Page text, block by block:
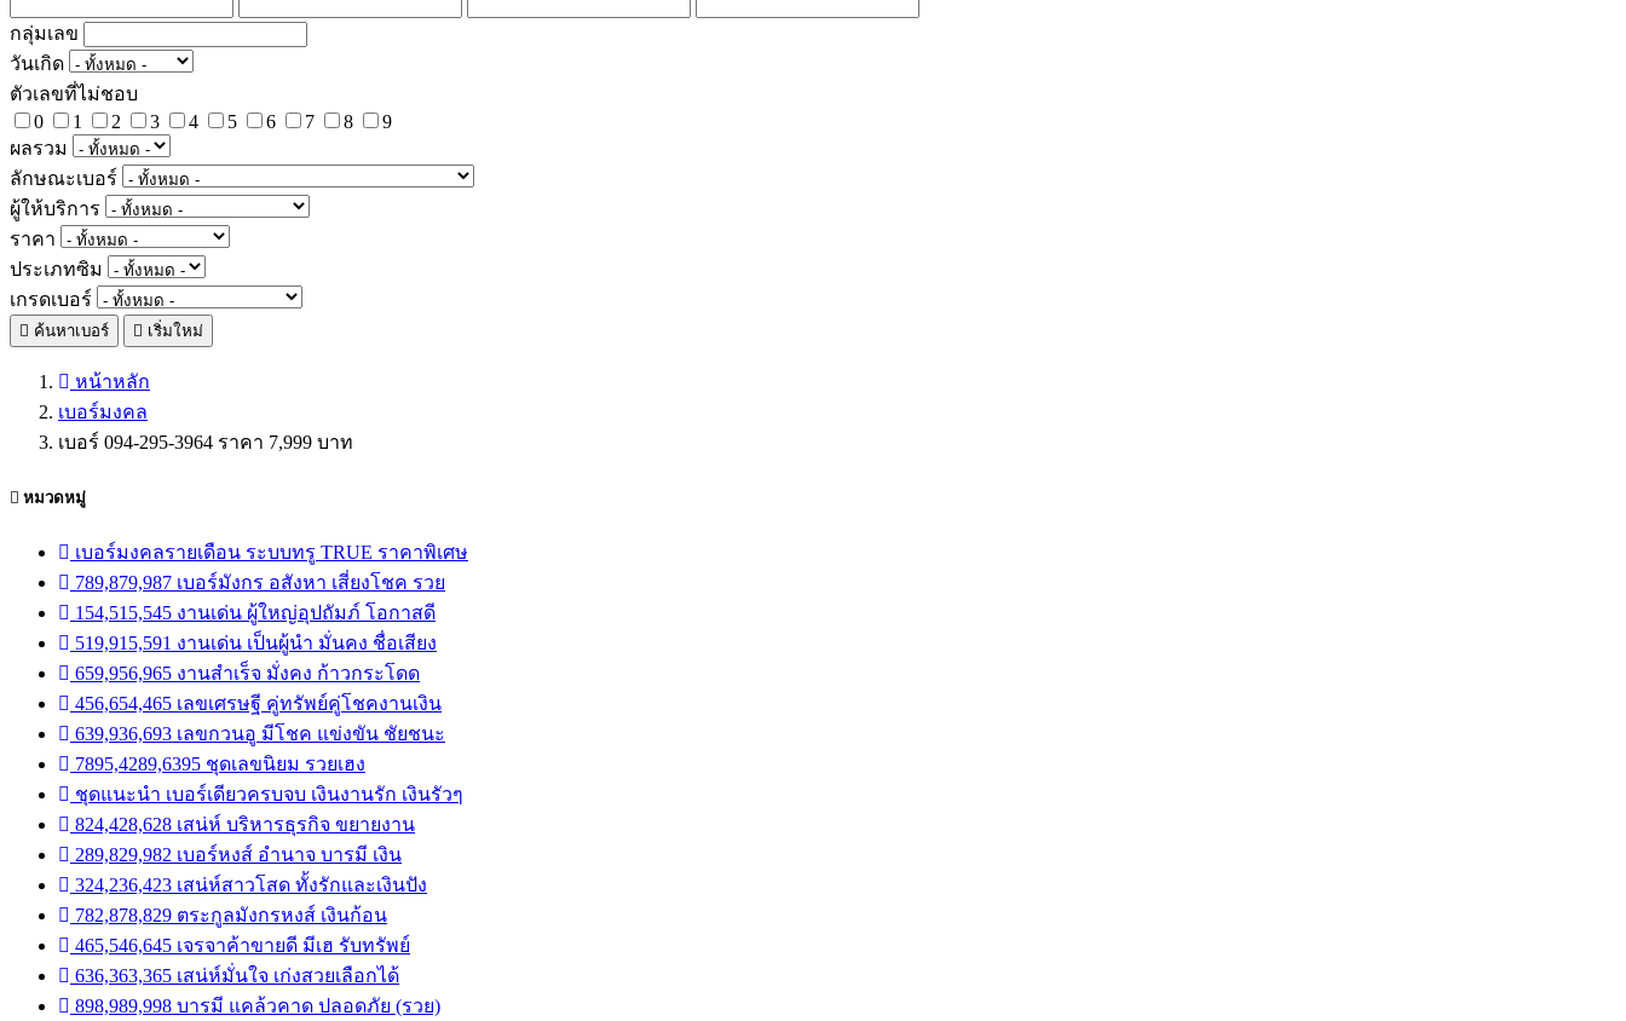
กลุ่มเลข
วันเกิด
ตัวเลขที่ไม่ชอบ
0
1 2 3 4 5 6 7 8
9
ผลรวม
ลักษณะเบอร์
ผู้ให้บริการ
ราคา
ประเภทซิม
เกรดเบอร์
ค้นหาเบอร์ เริ่มใหม่
หน้าหลัก
เบอร์มงคล
เบอร์ 094-295-3964 ราคา 7,999 บาท
หมวดหมู่
เบอร์มงคลรายเดือน ระบบทรู TRUE ราคาพิเศษ
789,879,987 เบอร์มังกร อสังหา เสี่ยงโชค รวย
154,515,545 งานเด่น ผู้ใหญ่อุปถัมภ์ โอกาสดี
519,915,591 งานเด่น เป็นผู้นำ มั่นคง ชื่อเสียง
659,956,965 งานสำเร็จ มั่งคง ก้าวกระโดด
456,654,465 เลขเศรษฐี คู่ทรัพย์คู่โชคงานเงิน
639,936,693 เลขกวนอู มีโชค แข่งขัน ชัยชนะ
7895,4289,6395 ชุดเลขนิยม รวยเฮง
ชุดแนะนำ เบอร์เดียวครบจบ เงินงานรัก เงินรัวๆ
824,428,628 เสน่ห์ บริหารธุรกิจ ขยายงาน
289,829,982 เบอร์หงส์ อำนาจ บารมี เงิน
324,236,423 เสน่ห์สาวโสด ทั้งรักและเงินปัง
782,878,829 ตระกูลมังกรหงส์ เงินก้อน
465,546,645 เจรจาค้าขายดี มีเฮ รับทรัพย์
636,363,365 เสน่ห์มั่นใจ เก่งสวยเลือกได้
898,989,998 บารมี แคล้วคาด ปลอดภัย (รวย)